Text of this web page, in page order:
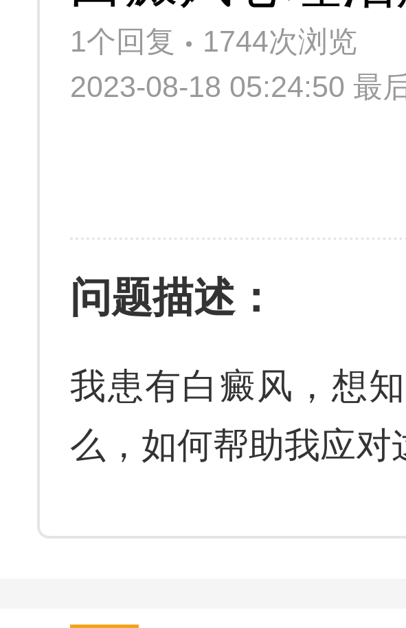
1个回复
1744次浏览
2023-08-18 05:24:50 最
问题描述：
我患有白癜风，想
么，如何帮助我应对